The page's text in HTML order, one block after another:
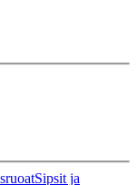
Sipsit ja